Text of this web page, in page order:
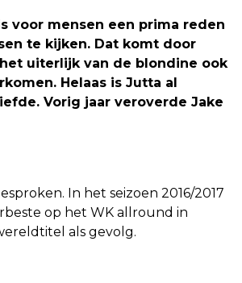
voor mensen een prima reden
te kijken. Dat komt door
uiterlijk van de blondine ook
Helaas is Jutta al
Vorig jaar veroverde Jake
In het seizoen 2016/2017
op het WK allround in
als gevolg.